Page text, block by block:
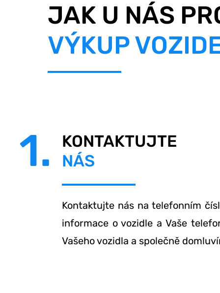
JAK U NÁS
VÝKUP
1.
KONTAKTUJTE
NÁS
Kontaktujte nás na telefonním
informace o vozidle a Vaše
Vašeho vozidla a společně